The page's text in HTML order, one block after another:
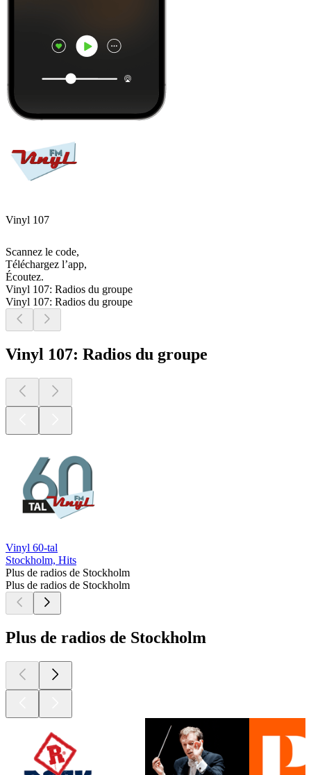
Vinyl 107
Scannez le code,
Téléchargez l’app,
Écoutez.
Vinyl 107: Radios du groupe
Vinyl 107: Radios du groupe
Vinyl 107: Radios du groupe
Vinyl 60-tal
Stockholm, Hits
Plus de radios de Stockholm
Plus de radios de Stockholm
Plus de radios de Stockholm